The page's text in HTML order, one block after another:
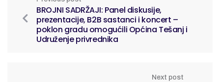
BROJNI SADRŽAJ​I: Panel diskusije,
prezentacije, B2B sastanci i koncert –
poklon gradu omogućili Općina Tešanj i
Udruženje privrednika
Next post